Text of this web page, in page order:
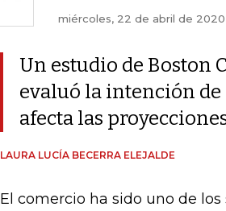
miércoles, 22 de abril de 2020
Un estudio de Boston
evaluó la intención de
afecta las
LAURA LUCÍA BECERRA ELEJALDE
El comercio ha sido uno de